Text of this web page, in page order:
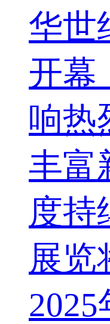
华世
开幕
响热
丰富
度持
展览
2025